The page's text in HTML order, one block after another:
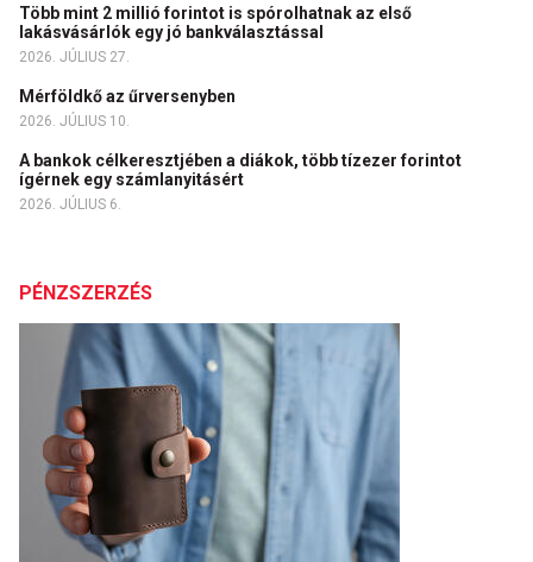
Több mint 2 millió forintot is spórolhatnak az első
lakásvásárlók egy jó bankválasztással
2026. JÚLIUS 27.
Mérföldkő az űrversenyben
2026. JÚLIUS 10.
A bankok célkeresztjében a diákok, több tízezer forintot
ígérnek egy számlanyitásért
2026. JÚLIUS 6.
PÉNZSZERZÉS